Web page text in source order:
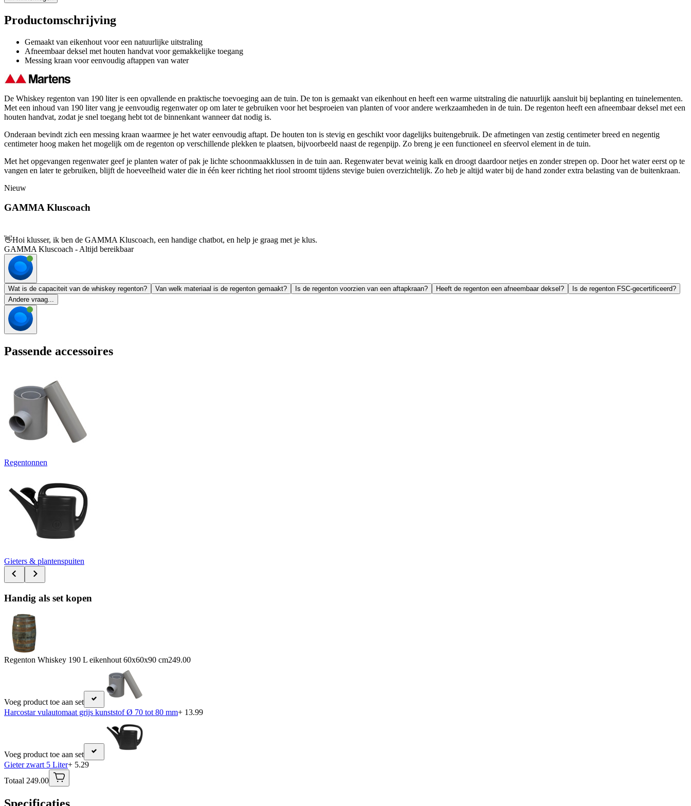
Productomschrijving
Gemaakt van eikenhout voor een natuurlijke uitstraling
Afneembaar deksel met houten handvat voor gemakkelijke toegang
Messing kraan voor eenvoudig aftappen van water
De Whiskey regenton van 190 liter is een opvallende en praktische toevoeging aan de tuin. De ton is gemaakt van eikenhout en heeft een warme uitstraling die natuurlijk aansluit bij beplanting en tuinelementen.
Met een inhoud van 190 liter vang je eenvoudig regenwater op om later te gebruiken voor het besproeien van planten of voor andere werkzaamheden in de tuin. De regenton heeft een afneembaar deksel met een
houten handvat, zodat je snel toegang hebt tot de binnenkant wanneer dat nodig is.
Onderaan bevindt zich een messing kraan waarmee je het water eenvoudig aftapt. De houten ton is stevig en geschikt voor dagelijks buitengebruik. De afmetingen van zestig centimeter breed en negentig
centimeter hoog maken het mogelijk om de regenton op verschillende plekken te plaatsen, bijvoorbeeld naast de regenpijp. Zo breng je een functioneel en sfeervol element in de tuin.
Met het opgevangen regenwater geef je planten water of pak je lichte schoonmaakklussen in de tuin aan. Regenwater bevat weinig kalk en droogt daardoor netjes en zonder strepen op. Door het water eerst op te
vangen en later te gebruiken, blijft de hoeveelheid water die in één keer richting het riool stroomt tijdens stevige buien overzichtelijk. Zo heb je altijd water bij de hand zonder extra belasting van de buitenkraan.
Nieuw
GAMMA Kluscoach
👋Hoi klusser, ik ben de GAMMA Kluscoach, een handige chatbot, en help je graag met je klus.
GAMMA Kluscoach - Altijd bereikbaar
Wat is de capaciteit van de whiskey regenton? Van welk materiaal is de regenton gemaakt? Is de regenton voorzien van een aftapkraan? Heeft de regenton een afneembaar deksel?
Is de regenton FSC-gecertificeerd?
Andere vraag...
Passende accessoires
Regentonnen
Gieters & plantenspuiten
Handig als set kopen
Regenton Whiskey 190 L eikenhout 60x60x90 cm249.00
Voeg product toe aan set
Harcostar vulautomaat grijs kunststof Ø 70 tot 80 mm+ 13.99
Voeg product toe aan set
Gieter zwart 5 Liter+ 5.29
Totaal 249.00